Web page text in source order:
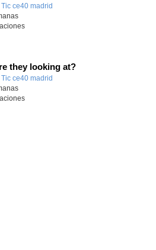
Tic ce40 madrid
they looking at?
Tic ce40 madrid